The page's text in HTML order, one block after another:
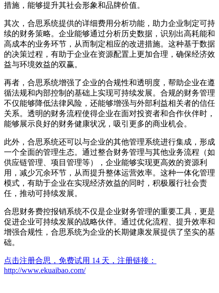
措施，能够提升其社会形象和品牌价值。
其次，合思系统提供的详细费用分析功能，助力企业制定可持
续的财务策略。企业能够通过分析历史数据，识别出高耗能和
高成本的业务环节，从而制定相应的改进措施。这种基于数据
的决策过程，有助于企业在资源配置上更加合理，确保经济效
益与环境效益的双赢。
再者，合思系统增强了企业的合规性和透明度，帮助企业在遵
循法规和内部控制的基础上实现可持续发展。合规的财务管理
不仅能够降低法律风险，还能够增强与外部利益相关者的信任
关系。透明的财务流程使得企业在面对投资者和合作伙伴时，
能够展示良好的财务健康状况，吸引更多的商业机会。
此外，合思系统还可以与企业的其他管理系统进行集成，形成
一个全面的管理生态。通过整合财务管理与其他业务流程（如
供应链管理、项目管理等），企业能够实现更高效的资源利
用，减少冗余环节，从而提升整体运营效率。这种一体化管理
模式，有助于企业在实现经济效益的同时，积极履行社会责
任，推动可持续发展。
合思财务费控报销系统不仅是企业财务管理的重要工具，更是
促进企业可持续发展的战略伙伴。通过优化流程、提升效率和
增强合规性，合思系统为企业的长期健康发展提供了坚实的基
础。
点击注册合思，免费试用 14 天，注册链接：
http://www.ekuaibao.com/